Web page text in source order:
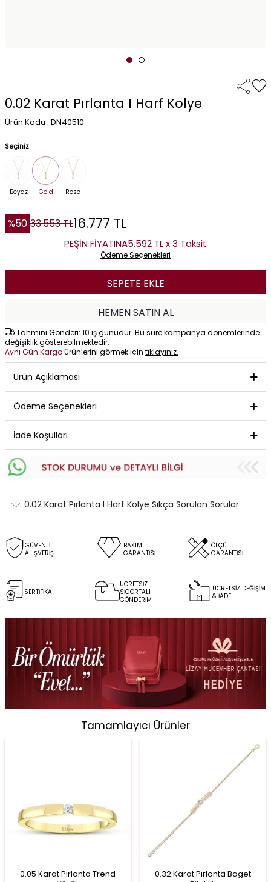
0.02 Karat Pırlanta I Harf Kolye
Ürün Kodu : DN40510
Seçiniz
Beyaz Gold Rose
%50 33.553TL16.777 TL
PEŞİN FİYATINA5.592 TL x 3 Taksit
Ödeme Seçenekleri
SEPETE EKLE
HEMEN SATIN AL
Tahmini Gönderi: 10 iş günüdür. Bu süre kampanya dönemlerinde
değişiklik gösterebilmektedir.
Aynı Gün Kargoürünlerini görmek için tıklayınız.
Ürün Açıklaması
Ödeme Seçenekleri
İade Koşulları
0.02 Karat Pırlanta I Harf Kolye Sıkça Sorulan Sorular
GÜVENLİ
ALIŞVERİŞ
BAKIM
GARANTİSİ
ÖLÇÜ
GARANTİSİ
SERTİFİKA
ÜCRETSİZ
SİGORTALI
GÖNDERİM
ÜCRETSİZ DEĞİŞİM
& İADE
Tamamlayıcı Ürünler
0.05 Karat Pırlanta Trend
0.32 Karat Pırlanta Baget